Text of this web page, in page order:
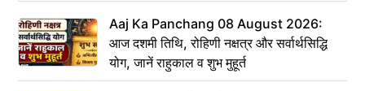
Aaj Ka Panchang 08 August 2026:
आज दशमी तिथि, रोहिणी नक्षत्र और सर्वार्थसिद्धि
योग, जानें राहुकाल व शुभ मुहूर्त